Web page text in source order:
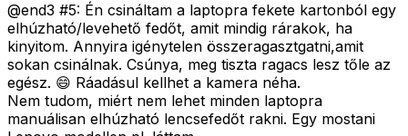
@end3 #5: Én csináltam a laptopra fekete kartonból egy
elhúzható/levehető fedőt, amit mindig rárakok, ha
kinyitom. Annyira igénytelen összeragasztgatni,amit
sokan csinálnak. Csúnya, meg tiszta ragacs lesz tőle az
egész. 😄 Ráadásul kellhet a kamera néha.
Nem tudom, miért nem lehet minden laptopra
manuálisan elhúzható lencsefedőt rakni. Egy mostani